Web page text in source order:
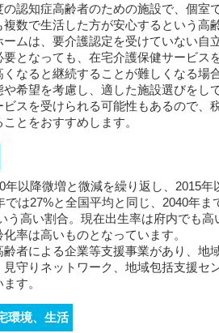
認知症高齢者のための施設で、個室
数で生活した方が安心するという高
ムは、要介護認定を受けていない自
となっても、在宅介護保健サービス
なると継続することが難しくなる場
希望を考慮し、適した施設選びをし
スを受けられる可能性もあるので、
とをおすすめします。
年以降微増と微減を繰り返し、2015
では27%と全国平均と同じ、2040年
う高い割合。現在出生率は府内でも
率は高いものとなっています。
者による企業等支援事業があり、地
守りネットワーク、地域包括支援セ
す。
環境、生活